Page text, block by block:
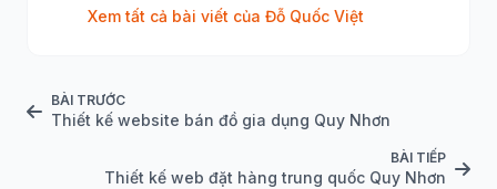
Xem tất cả bài viết của Đỗ Quốc Việt
BÀI TRƯỚC
Thiết kế website bán đồ gia dụng Quy Nhơn
BÀI TIẾP
Thiết kế web đặt hàng trung quốc Quy Nhơn